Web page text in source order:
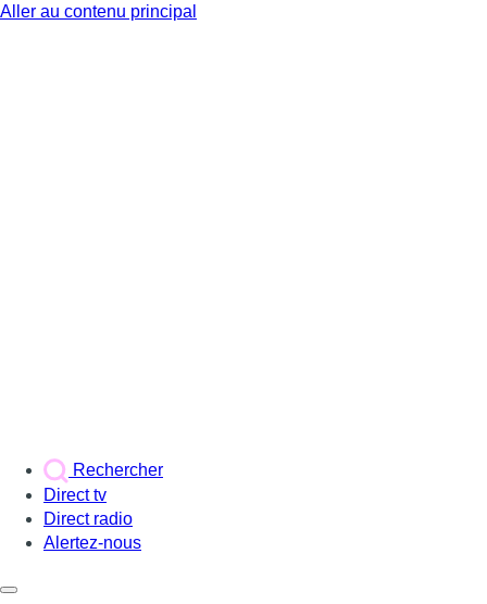
Aller au contenu principal
Rechercher
Direct tv
Direct radio
Alertez-nous